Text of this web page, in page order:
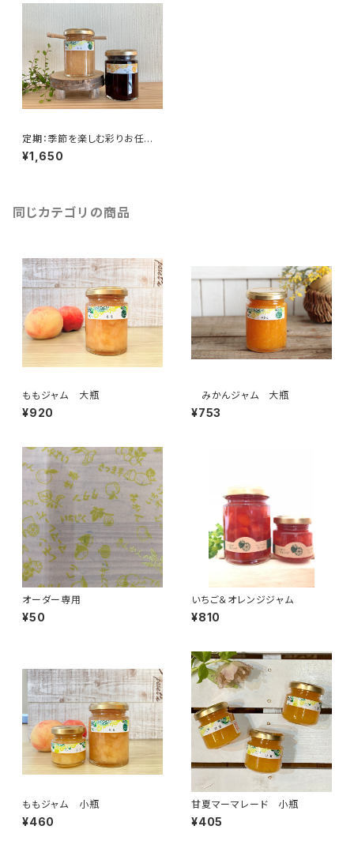
定期：季節を楽しむ彩りお任せ
セット:大瓶2本
¥1,650
同じカテゴリの商品
ももジャム 大瓶
¥920
みかんジャム 大瓶
¥753
オーダー専用
¥50
いちご＆オレンジジャム
¥810
ももジャム 小瓶
¥460
甘夏マーマレード 小瓶
¥405